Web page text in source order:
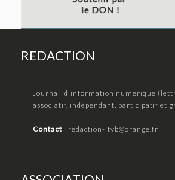
REDACTION
Journal d'information numérique
associatif, indépendant, participatif et
Contact : redaction-itvb@orange.fr